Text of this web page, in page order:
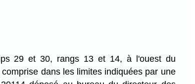
29 et 30, rangs 13 et 14, à l'ouest du
dans les limites indiquées par une